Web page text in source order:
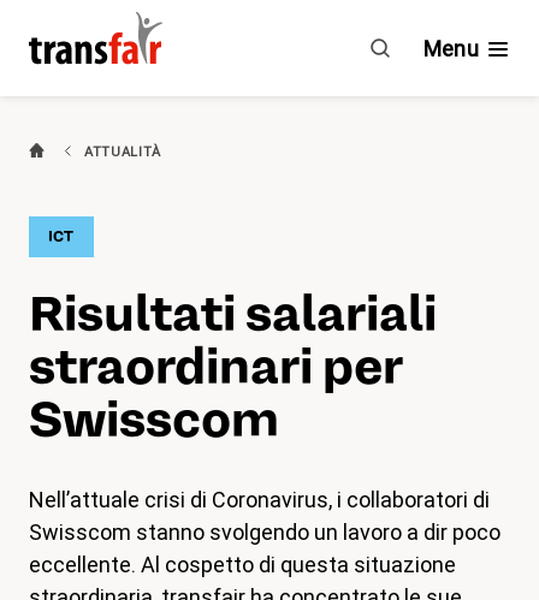
salariali
per
magazine
Categorie
Impegno
Chi è transfair?
Vantaggi
Menu
ATTUALITÀ
ICT
Risultati salariali
straordinari per
Swisscom
Nell’attuale crisi di Coronavirus, i collaboratori di
Swisscom stanno svolgendo un lavoro a dir poco
eccellente. Al cospetto di questa situazione